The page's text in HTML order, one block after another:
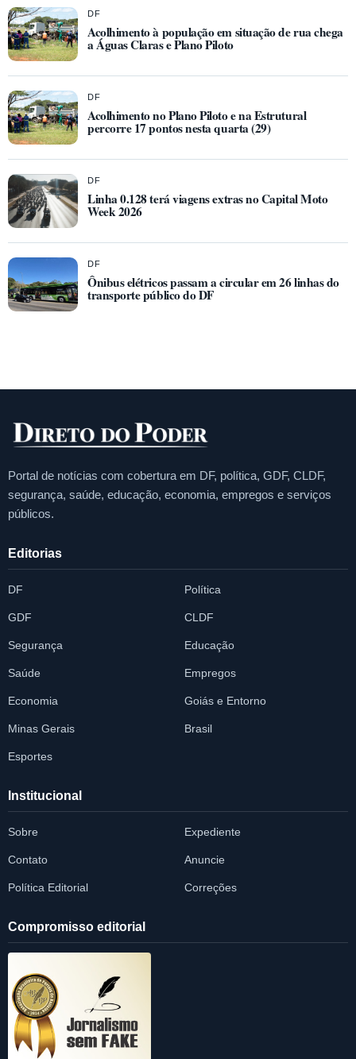
DF
Acolhimento à população em situação de rua chega
a Águas Claras e Plano Piloto
DF
Acolhimento no Plano Piloto e na Estrutural
percorre 17 pontos nesta quarta (29)
DF
Linha 0.128 terá viagens extras no Capital Moto
Week 2026
DF
Ônibus elétricos passam a circular em 26 linhas do
transporte público do DF
Portal de notícias com cobertura em DF, política, GDF, CLDF,
segurança, saúde, educação, economia, empregos e serviços
públicos.
Editorias
DF Política
GDF CLDF
Segurança Educação
Saúde Empregos
Economia Goiás e Entorno
Minas Gerais Brasil
Esportes
Institucional
Sobre Expediente
Contato Anuncie
Política Editorial Correções
Compromisso editorial